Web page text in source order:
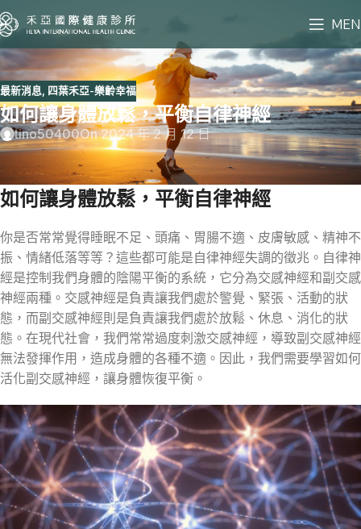
最新消息, 四葉禾亞-樂齡幸福
如何讓身體放鬆，平衡自律神經
tino50400On 2024 年 2 月 12 日
如何讓身體放鬆，平衡自律神經
你是否常常覺得睡眠不足、頭痛、胃腸不適、皮膚敏感、精神不
振、情緒低落等等？這些都可能是自律神經失調的徵兆。自律神
經是控制我們身體的陰陽平衡的系統，它分為交感神經和副交感
神經兩種。交感神經是負責讓我們處於警覺、緊張、活動的狀
態，而副交感神經則是負責讓我們處於放鬆、休息、消化的狀
態。在現代社會，我們常常過度刺激交感神經，導致副交感神經
無法發揮作用，造成身體的各種不適。因此，我們需要學習如何
活化副交感神經，讓身體恢復平衡。